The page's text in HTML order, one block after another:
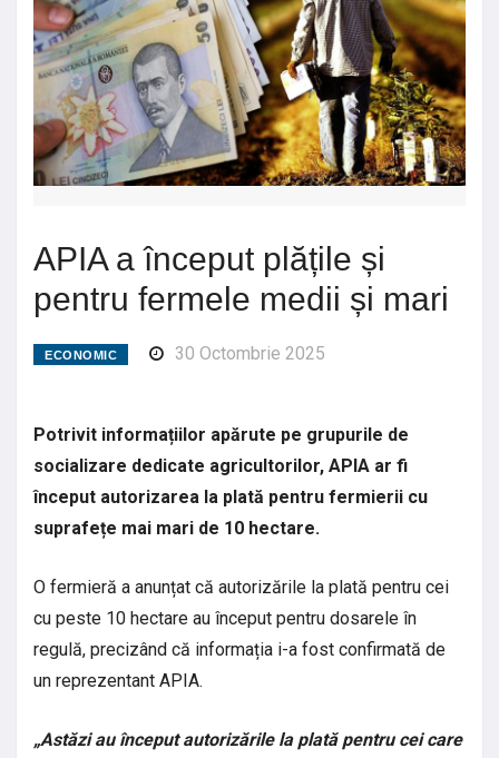
APIA a început plățile și
pentru fermele medii și mari
ECONOMIC 30 Octombrie 2025
Potrivit informațiilor apărute pe grupurile de
socializare dedicate agricultorilor, APIA ar fi
început autorizarea la plată pentru fermierii cu
suprafețe mai mari de 10 hectare.
O fermieră a anunțat că autorizările la plată pentru cei
cu peste 10 hectare au început pentru dosarele în
regulă, precizând că informația i-a fost confirmată de
un reprezentant APIA.
„Astăzi au început autorizările la plată pentru cei care